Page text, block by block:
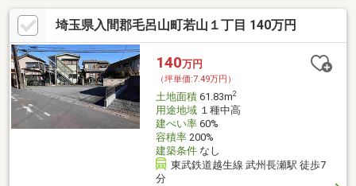
埼玉県入間郡毛呂山町若山１丁目 140万円
140万円
（坪単価:7.49万円）
土地面積61.83m2
用途地域１種中高
建ぺい率60%
容積率200%
建築条件なし
東武鉄道越生線 武州長瀬駅 徒歩7
分